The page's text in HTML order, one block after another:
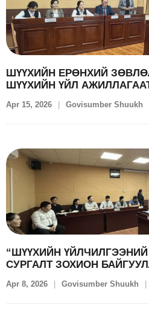
ШҮҮХИЙН ЕРӨНХИЙ
ШҮҮХИЙН ҮЙЛ
Apr 15, 2026 Govisumber Shuukh
“ШҮҮХИЙН
СУРГАЛТ ЗОХИОН
Apr 8, 2026 Govisumber Shuukh